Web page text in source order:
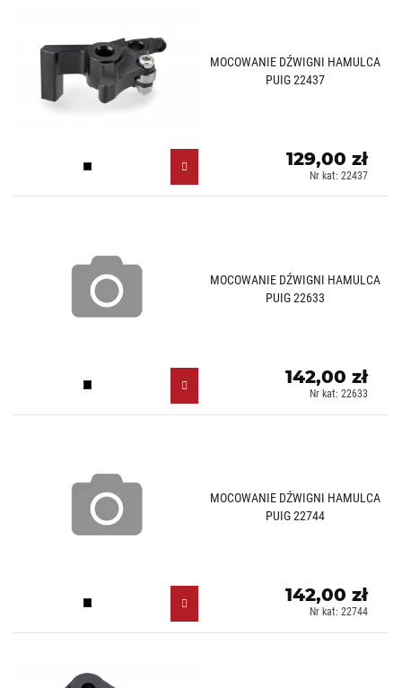
MOCOWANIE DŹWIGNI HAMULCA
PUIG 22437
Czarny (N)
129,00 zł
Nr kat: 22437
MOCOWANIE DŹWIGNI HAMULCA
PUIG 22633
Czarny (N)
142,00 zł
Nr kat: 22633
MOCOWANIE DŹWIGNI HAMULCA
PUIG 22744
Czarny (N)
142,00 zł
Nr kat: 22744